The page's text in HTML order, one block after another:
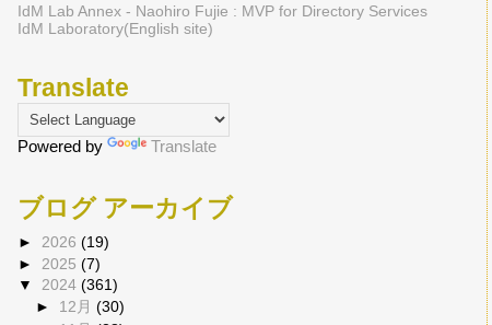
IdM Lab Annex - Naohiro Fujie : MVP for Directory Services
IdM Laboratory(English site)
Translate
Powered by Translate
ブログ アーカイブ
► 2026 (19)
► 2025 (7)
▼ 2024 (361)
► 12月(30)